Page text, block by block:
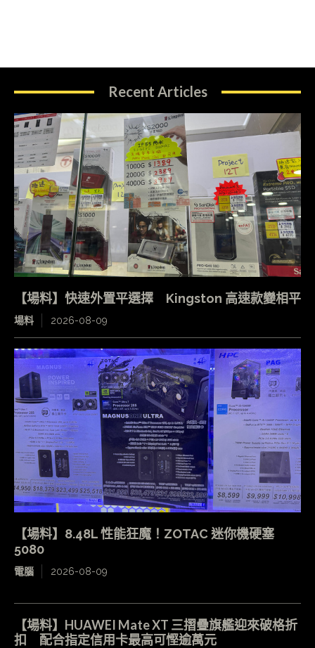
Recent Articles
【場料】快速外置平選擇 Kingston 高速款變相平
場料 2026-08-09
【場料】8.48L 性能狂魔！ZOTAC 迷你機硬塞
5080
電腦 2026-08-09
【場料】HUAWEI Mate XT 三摺疊旗艦迎來破格折
扣 配合指定信用卡最高可慳逾萬元